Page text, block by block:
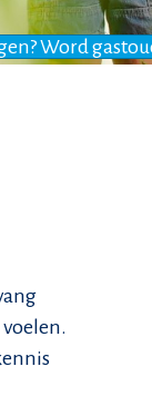
Word